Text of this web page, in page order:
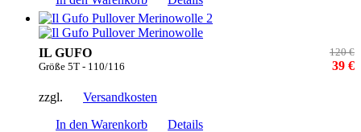
IL GUFO
Größe 5T - 110/116
120 €
39 €
zzgl.
Versandkosten
In den Warenkorb
Details